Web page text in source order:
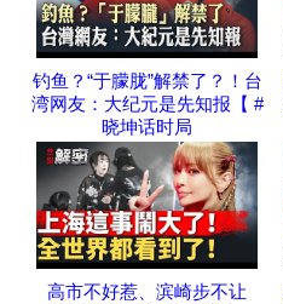
钓鱼？“于朦胧”解禁了？！台
湾网友：大纪元是先知报【 #
晓坤话时局
高市不好惹、滨崎步不让